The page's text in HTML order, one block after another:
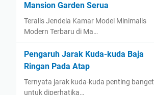
Mansion Garden Serua
Teralis Jendela Kamar Model Minimalis
Modern Terbaru di Ma…
Pengaruh Jarak Kuda-kuda Baja
Ringan Pada Atap
Ternyata jarak kuda-kuda penting banget
untuk diperhatika…